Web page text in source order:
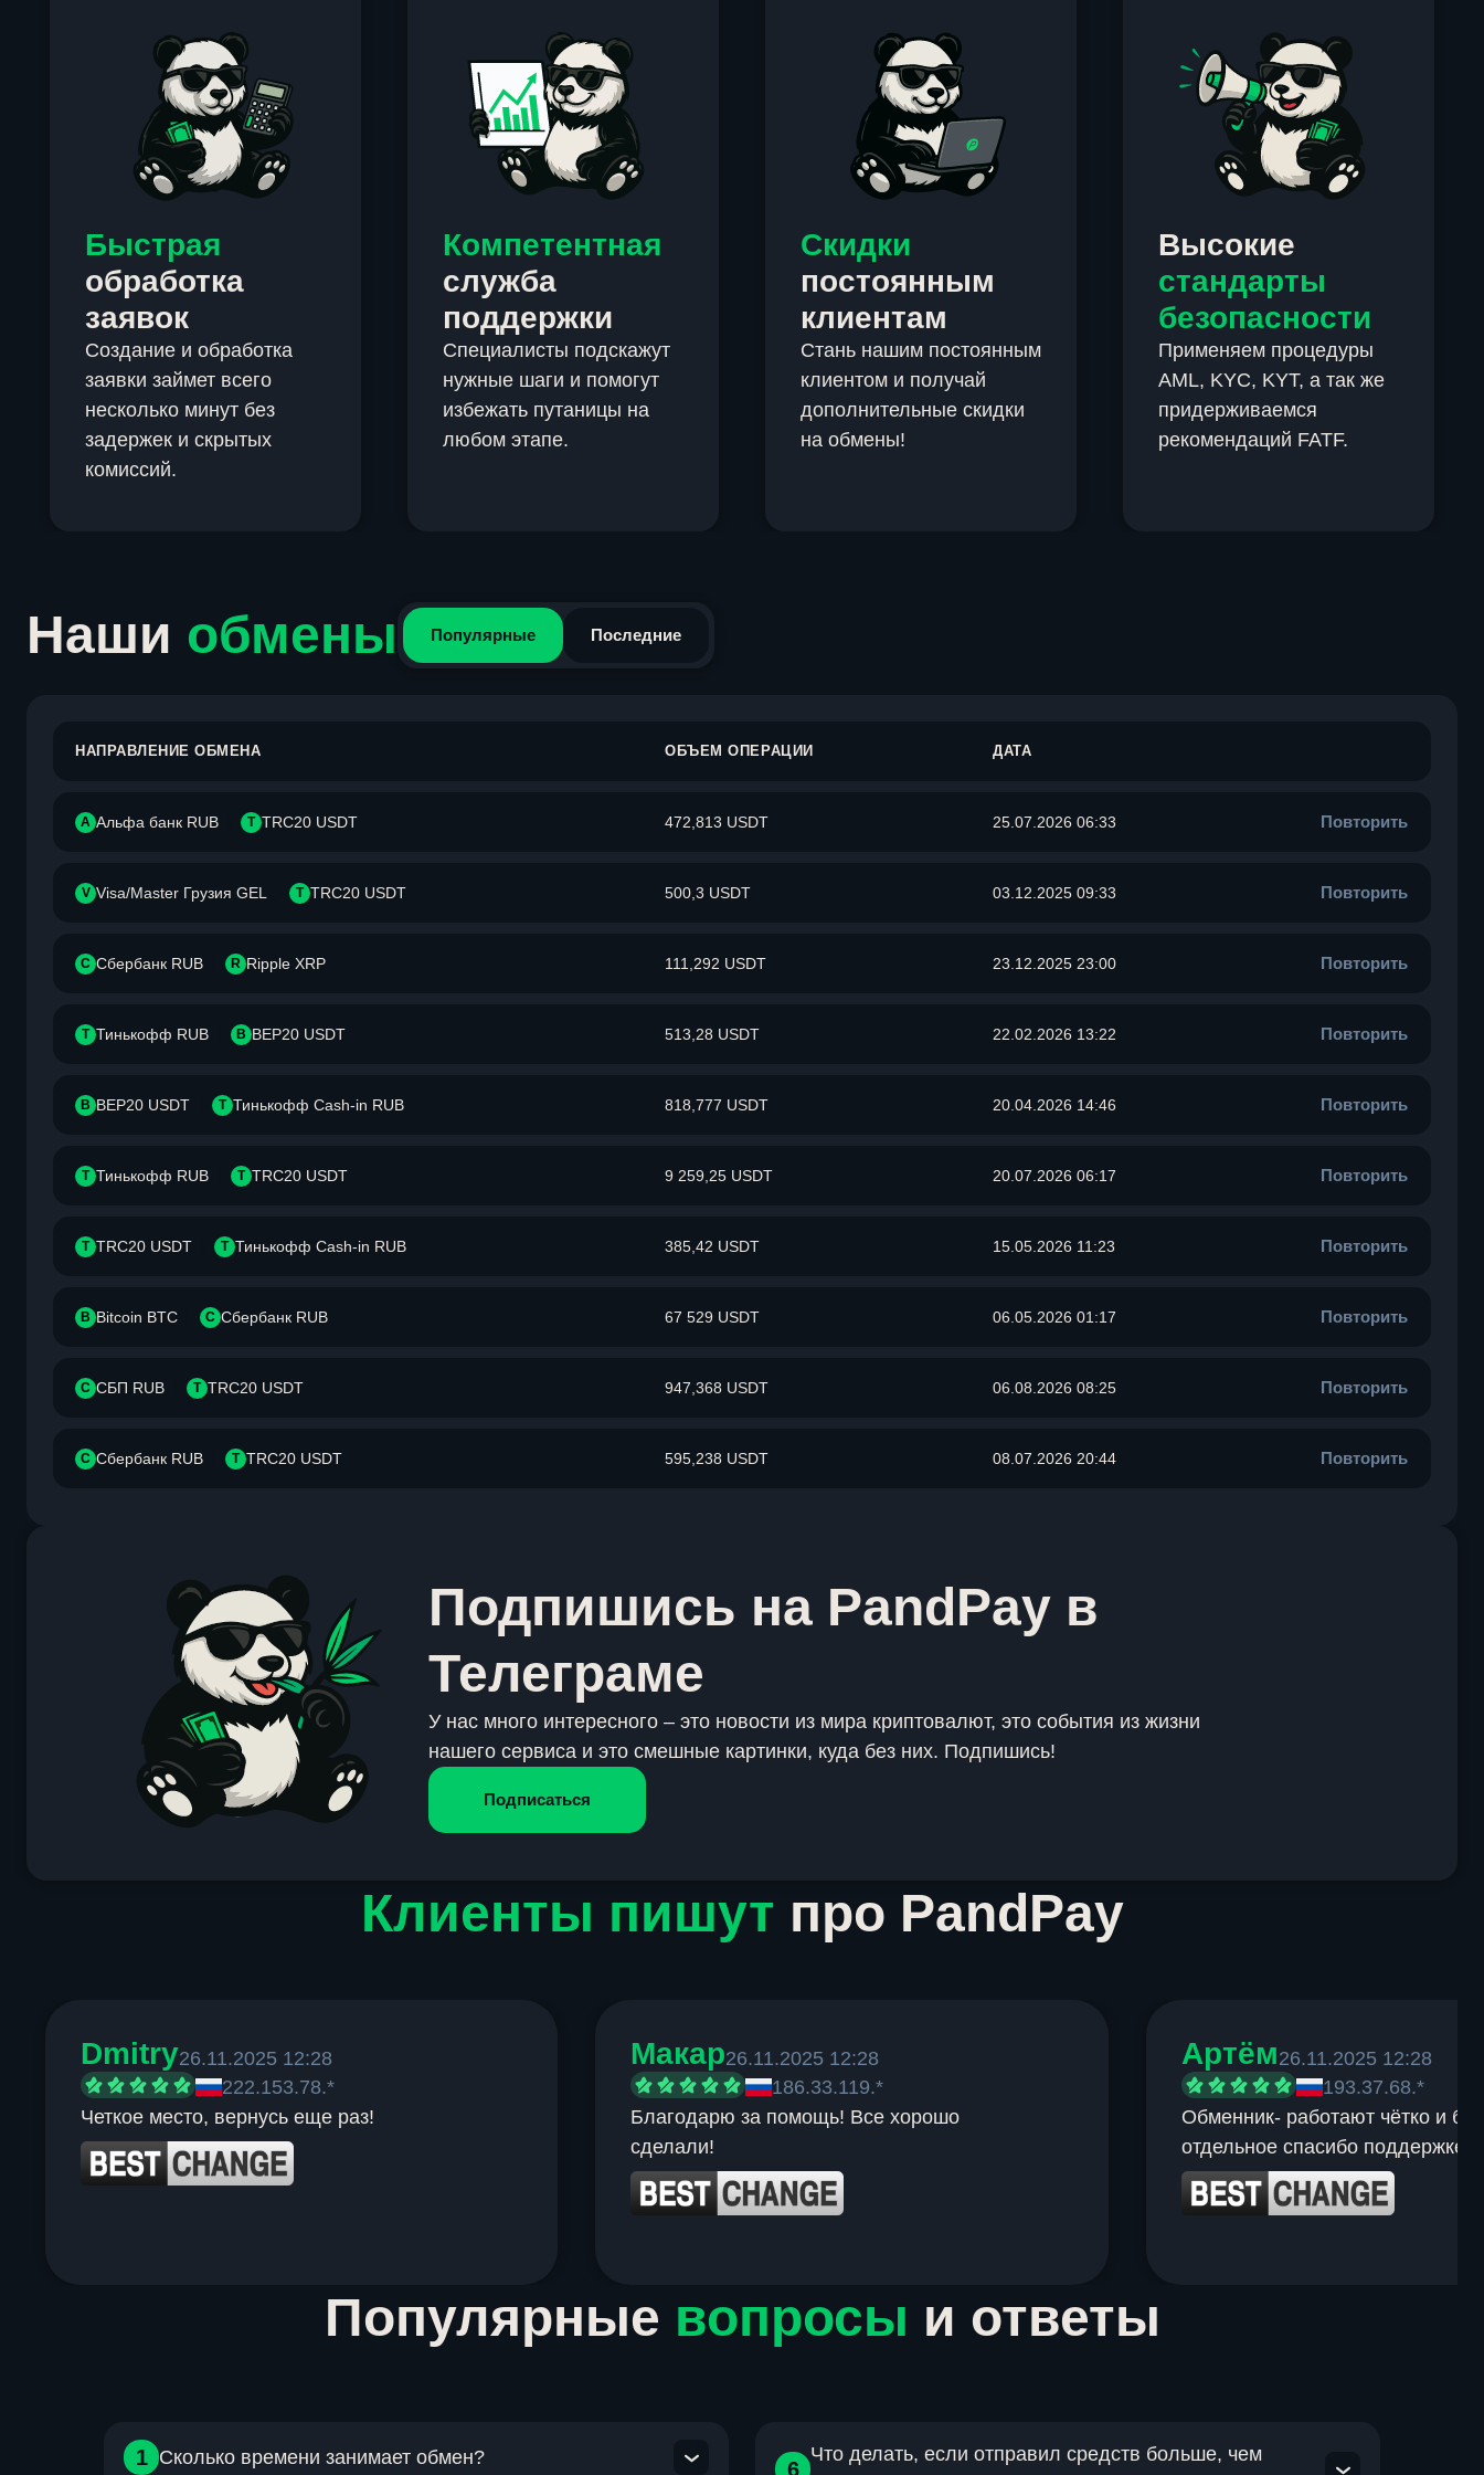
Быстрая
обработка
заявок
Создание и обработка
заявки займет всего
несколько минут без
задержек и скрытых
комиссий.
Компетентная
служба
поддержки
Специалисты подскажут
нужные шаги и помогут
избежать путаницы на
любом этапе.
Скидки
постоянным
клиентам
Стань нашим постоянным
клиентом и получай
дополнительные скидки
на обмены!
Высокие
стандарты
безопасности
Применяем процедуры
AML, KYC, KYT, а так же
придерживаемся
рекомендаций FATF.
Наши обмены Популярные Последние
НАПРАВЛЕНИЕ ОБМЕНА ОБЪЕМ ОПЕРАЦИИ ДАТА
А Альфа банк RUB T TRC20 USDT 472,813 USDT 25.07.2026 06:33 Повторить
V Visa/Master Грузия GEL T TRC20 USDT 500,3 USDT 03.12.2025 09:33 Повторить
С Сбербанк RUB R Ripple XRP 111,292 USDT 23.12.2025 23:00 Повторить
Т Тинькофф RUB B BEP20 USDT 513,28 USDT 22.02.2026 13:22 Повторить
B BEP20 USDT Т Тинькофф Cash-in RUB 818,777 USDT 20.04.2026 14:46 Повторить
Т Тинькофф RUB T TRC20 USDT 9 259,25 USDT 20.07.2026 06:17 Повторить
T TRC20 USDT Т Тинькофф Cash-in RUB 385,42 USDT 15.05.2026 11:23 Повторить
B Bitcoin BTC С Сбербанк RUB 67 529 USDT 06.05.2026 01:17 Повторить
С СБП RUB T TRC20 USDT 947,368 USDT 06.08.2026 08:25 Повторить
С Сбербанк RUB T TRC20 USDT 595,238 USDT 08.07.2026 20:44 Повторить
Подпишись на PandPay в
Телеграме
У нас много интересного – это новости из мира криптовалют, это события из жизни
нашего сервиса и это смешные картинки, куда без них. Подпишись!
Подписаться
Клиенты пишут про PandPay
Dmitry26.11.2025 12:28
222.153.78.*
Четкое место, вернусь еще раз!
Макар26.11.2025 12:28
186.33.119.*
Благодарю за помощь! Все хорошо
сделали!
Артём26.11.2025 12:28
193.37.68.*
Обменник- работают чётко и
отдельное спасибо поддержке.
Популярные вопросы и ответы
1 Сколько времени занимает обмен?
6
Что делать, если отправил средств больше, чем